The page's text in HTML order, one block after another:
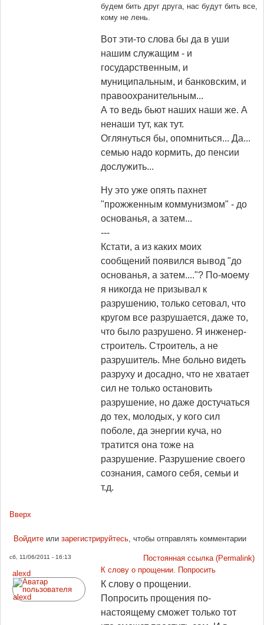
будем бить друг друга, нас будут бить все,
кому не лень.
Вот эти-то слова бы да в уши
нашим служащим - и
государственным, и
муниципальным, и банковским, и
правоохранительным...
А то ведь бьют наших наши же. А
ненаши тут, как тут.
Оглянуться бы, опомниться... Да...
семью надо кормить, до пенсии
дослужить...
Ну это уже опять пахнет
"прожженным коммунизмом" - до
основанья, а затем...
---
Кстати, а из каких моих
сообщений появился вывод "до
основанья, а затем...."? По-моему
я никогда не призывал к
разрушению, только сетовал, что
кругом все разрушается, даже то,
что было разрушено. Я инженер-
строитель. Строитель, а не
разрушитель. Мне больно видеть
разруху и досадно, что не хватает
сил не только остановить
разрушение, но даже достучаться
до тех, молодых, у кого сил
поболе, да энергии куча, но
тратится она тоже на
разрушение. Разрушение своего
сознания, самого себя, семьи и
т.д.
Вверх
Войдитеили зарегистрируйтесь, чтобы отправлять комментарии
сб, 11/06/2011 - 16:13
Постоянная ссылка (Permalink)
alexd
К слову о прощении. Попросить
К слову о прощении.
Попросить прощения по-
настоящему сможет только тот